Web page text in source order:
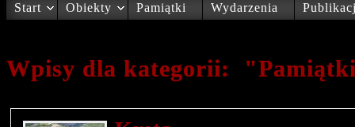
Start Obiekty Pamiątki Wydarzenia
Wpisy dla kategorii: